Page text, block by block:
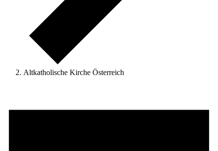
Altkatholische Kirche Österreich